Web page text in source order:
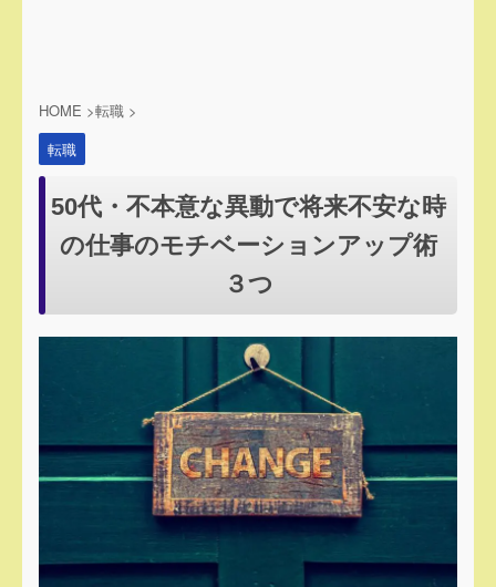
HOME >転職 >
転職
50代・不本意な異動で将来不安な時
の仕事のモチベーションアップ術
３つ